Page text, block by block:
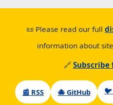
📜 Please read our full
information about
🔗 Subscribe
📰 RSS 🐙 GitHub